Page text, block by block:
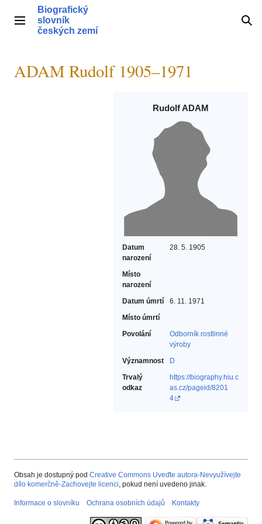
obsahHlavní menu
Biografický
slovník
českých zemí
ADAM Rudolf 1905–1971
Rudolf ADAM
Datum
narození
28. 5. 1905
Místo
narození
Datum úmrtí
6. 11. 1971
Místo úmrtí
Povolání
Odborník rostlinné
výroby‎
Významnost
D
Trvalý
odkaz
https://biography.hiu.c
as.cz/pageid/8201
4
Obsah je dostupný pod Creative Commons Uveďte autora-Nevyužívejte
dílo komerčně-Zachovejte licenci, pokud není uvedeno jinak.
Informace o slovníku Ochrana osobních údajů Kontakty